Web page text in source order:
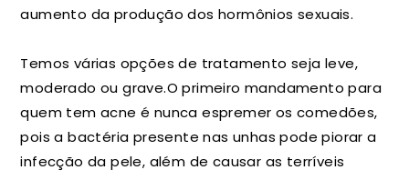
aumento da produção dos hormônios sexuais.
Temos várias opções de tratamento seja leve,
moderado ou grave.O primeiro mandamento para
quem tem acne é nunca espremer os comedões,
pois a bactéria presente nas unhas pode piorar a
infecção da pele, além de causar as terríveis